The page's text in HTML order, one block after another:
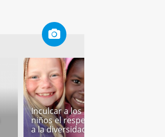
Inculcar a los
niños el respeto
a la diversidad